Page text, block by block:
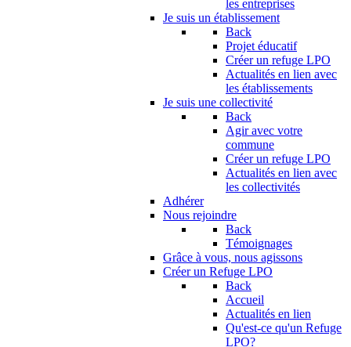
les entreprises
Je suis un établissement
Back
Projet éducatif
Créer un refuge LPO
Actualités en lien avec
les établissements
Je suis une collectivité
Back
Agir avec votre
commune
Créer un refuge LPO
Actualités en lien avec
les collectivités
Adhérer
Nous rejoindre
Back
Témoignages
Grâce à vous, nous agissons
Créer un Refuge LPO
Back
Accueil
Actualités en lien
Qu'est-ce qu'un Refuge
LPO?